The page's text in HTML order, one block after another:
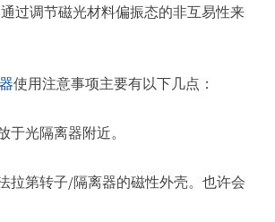
过调节磁光材料偏振态的非互易性来
使用注意事项主要有以下几点：
于光隔离器附近。
拉第转子/隔离器的磁性外壳。也许会